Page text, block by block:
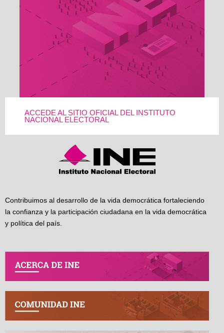
ACCEDE AL SITIO OFICIAL DEL INSTITUTO
NACIONAL ELECTORAL
Contribuimos al desarrollo de la vida democrática fortaleciendo
la confianza y la participación ciudadana en la vida democrática
y política del país.